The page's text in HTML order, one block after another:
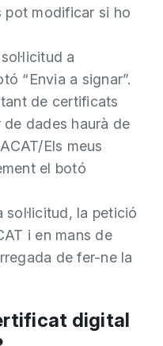
pot modificar si ho
a
“Envia a signar”.
de certificats
dades haurà de
Els meus
el botó
la petició
i en mans de
de fer-ne la
digital